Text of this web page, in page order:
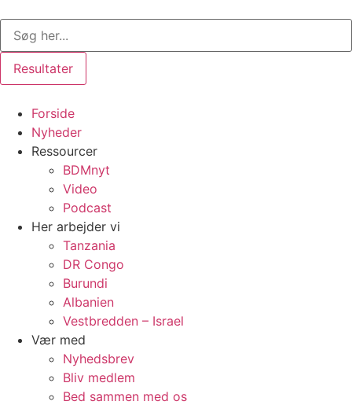
indhold
Search
Resultater
Forside
Nyheder
Ressourcer
BDMnyt
Video
Podcast
Her arbejder vi
Tanzania
DR Congo
Burundi
Albanien
Vestbredden – Israel
Vær med
Nyhedsbrev
Bliv medlem
Bed sammen med os